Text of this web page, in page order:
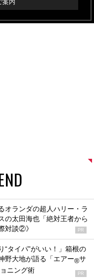
案内
オランダの超人ハリー・ラ
の太田海也「絶対王者から
対談②》
PR
“タイパ”がいい！」箱根の
野大地が語る「エアー®サ
ニング術 PR